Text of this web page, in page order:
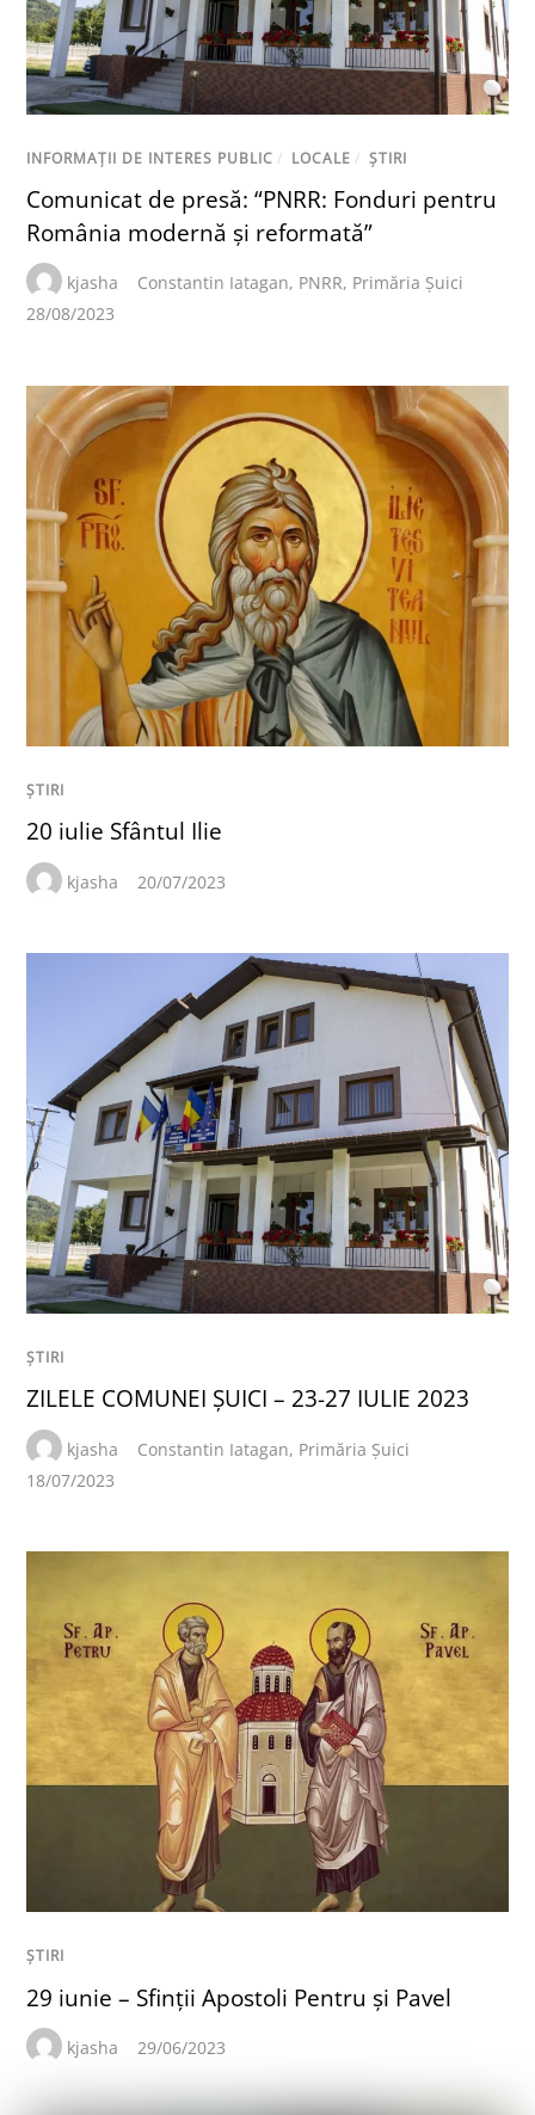
INFORMAȚII DE INTERES PUBLIC / LOCALE / ȘTIRI
Comunicat de presă: “PNRR: Fonduri pentru
România modernă și reformată”
kjasha Constantin Iatagan, PNRR, Primăria Șuici
28/08/2023
ȘTIRI
20 iulie Sfântul Ilie
kjasha 20/07/2023
ȘTIRI
ZILELE COMUNEI ȘUICI – 23-27 IULIE 2023
kjasha Constantin Iatagan, Primăria Șuici
18/07/2023
ȘTIRI
29 iunie – Sfinții Apostoli Pentru și Pavel
kjasha 29/06/2023